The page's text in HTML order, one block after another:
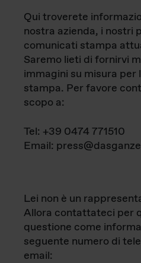
Qui troverete
nostra azienda, i nostri
comunicati stampa
Saremo lieti di fornirvi
immagini su misura
stampa. Per favore
scopo a:
Tel: +39 0474 771510
Email:
Lei non è un
Allora contattateci per
questione come
seguente numero di
email: